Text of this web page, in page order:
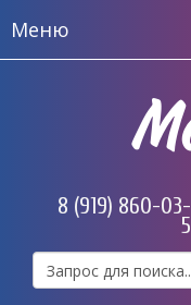
Меню
8 (919) 860-